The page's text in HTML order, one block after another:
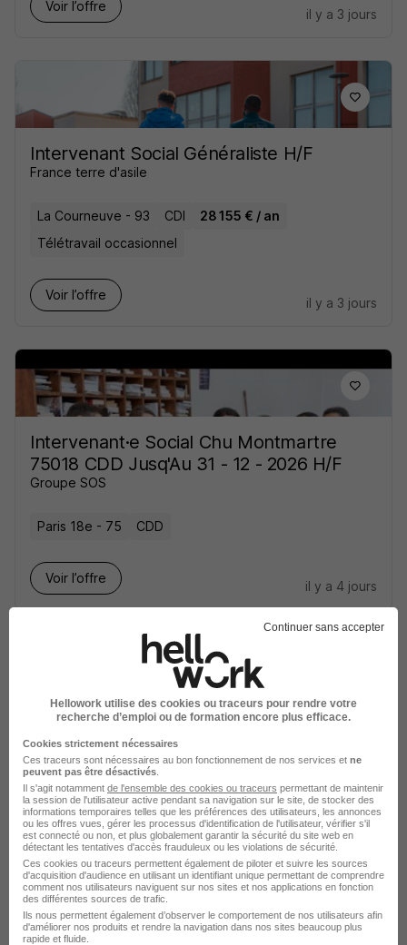
Voir l’offre
il y a 3 jours
Intervenant Social Généraliste H/F
France terre d'asile
La Courneuve - 93 CDI
28 155 € / an
Télétravail occasionnel
Voir l’offre
il y a 3 jours
Intervenant·e Social Chu Montmartre
75018 CDD Jusq'Au 31 - 12 - 2026 H/F
Groupe SOS
Paris 18e - 75 CDD
Voir l’offre
il y a 4 jours
Intervenant Social Aide aux Dossiers
H/F
France terre d'asile
Savigny-sur-Orge - 91 CDD
28 155 - 29 000 € / an
Télétravail occasionnel
+ 1
Voir l’offre
Continuer sans accepter
Hellowork utilise des cookies ou traceurs pour rendre votre
recherche d’emploi ou de formation encore plus efficace.
Cookies strictement nécessaires
Ces traceurs sont nécessaires au bon fonctionnement de nos services et ne
peuvent pas être désactivés
Il s'agit notamment de l'ensemble des cookies ou traceurs permettant de maintenir
la session de l'utilisateur active pendant sa navigation sur le site, de stocker des
informations temporaires telles que les préférences des utilisateurs, les annonces
ou les offres vues, gérer les processus d'identification de l'utilisateur, vérifier s'il
est connecté ou non, et plus globalement garantir la sécurité du site web en
détectant les tentatives d'accès frauduleux ou les violations de sécurité.
Ces cookies ou traceurs permettent également de piloter et suivre les sources
d'acquisition d'audience en utilisant un identifiant unique permettant de comprendre
comment nos utilisateurs naviguent sur nos sites et nos applications en fonction
des différentes sources de trafic.
Ils nous permettent également d’observer le comportement de nos utilisateurs afin
d'améliorer nos produits et rendre la navigation dans nos sites beaucoup plus
rapide et fluide.